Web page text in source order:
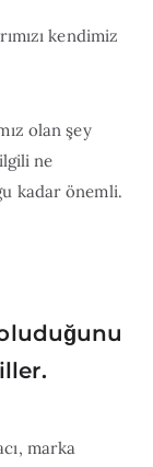
kendimiz
olan şey
ne
kadar önemli.
marka